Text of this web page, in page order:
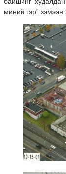
миний гэр” хэмээн